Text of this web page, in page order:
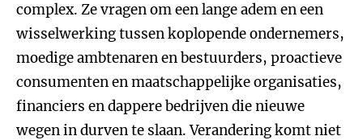
complex. Ze vragen om een lange adem en een
wisselwerking tussen koplopende ondernemers,
moedige ambtenaren en bestuurders, proactieve
consumenten en maatschappelijke organisaties,
financiers en dappere bedrijven die nieuwe
wegen in durven te slaan. Verandering komt niet